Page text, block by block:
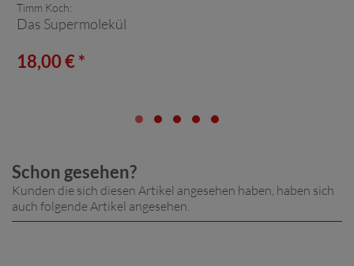
Timm Koch:
Das Supermolekül
18,00 € *
Schon gesehen?
Kunden die sich diesen Artikel angesehen haben, haben sich
auch folgende Artikel angesehen.